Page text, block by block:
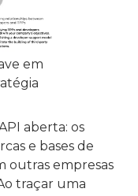
em
aberta: os
e bases de
outras empresas
traçar uma